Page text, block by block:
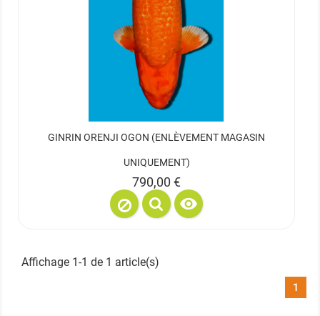
GINRIN ORENJI OGON (ENLÈVEMENT MAGASIN
UNIQUEMENT)
Prix
790,00 €

Affichage 1-1 de 1 article(s)
1